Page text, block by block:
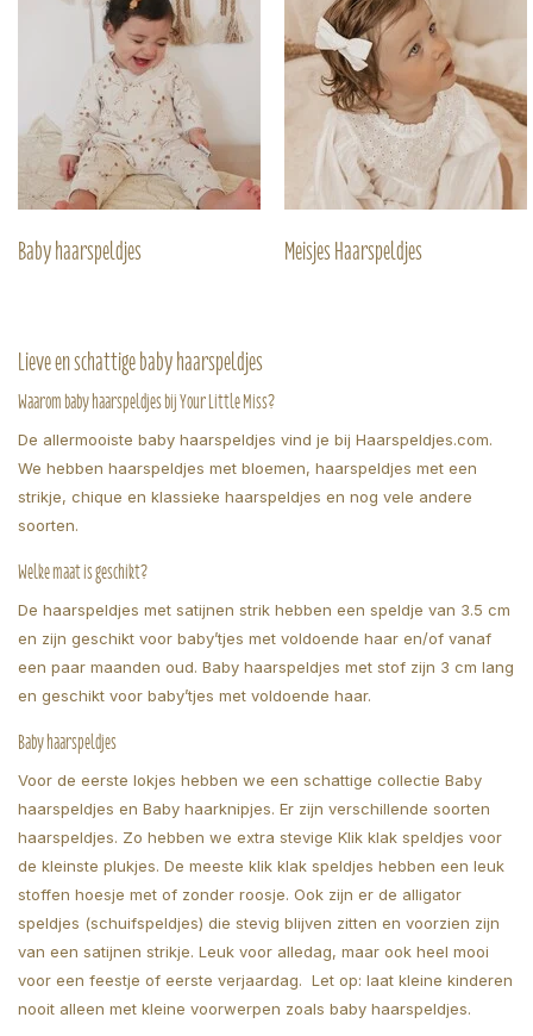
Baby haarspeldjes Meisjes Haarspeldjes
Lieve en schattige baby haarspeldjes
Waarom baby haarspeldjes bij Your Little Miss?
De allermooiste baby haarspeldjes vind je bij Haarspeldjes.com.
We hebben haarspeldjes met bloemen, haarspeldjes met een
strikje, chique en klassieke haarspeldjes en nog vele andere
soorten.
Welke maat is geschikt?
De haarspeldjes met satijnen strik hebben een speldje van 3.5 cm
en zijn geschikt voor baby’tjes met voldoende haar en/of vanaf
een paar maanden oud. Baby haarspeldjes met stof zijn 3 cm lang
en geschikt voor baby’tjes met voldoende haar.
Baby haarspeldjes
Voor de eerste lokjes hebben we een schattige collectie Baby
haarspeldjes en Baby haarknipjes. Er zijn verschillende soorten
haarspeldjes. Zo hebben we extra stevige Klik klak speldjes voor
de kleinste plukjes. De meeste klik klak speldjes hebben een leuk
stoffen hoesje met of zonder roosje. Ook zijn er de alligator
speldjes (schuifspeldjes) die stevig blijven zitten en voorzien zijn
van een satijnen strikje. Leuk voor alledag, maar ook heel mooi
voor een feestje of eerste verjaardag. Let op: laat kleine kinderen
nooit alleen met kleine voorwerpen zoals baby haarspeldjes.